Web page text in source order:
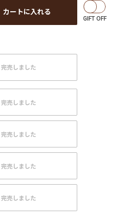
カートに入れる
完売しました
完売しました
完売しました
完売しました
完売しました